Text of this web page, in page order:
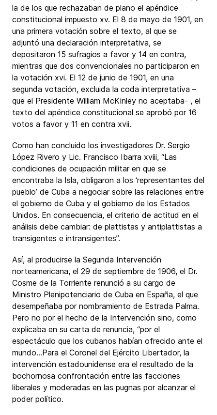
la de los que rechazaban de plano el apéndice
constitucional impuesto xv. El 8 de mayo de 1901, en
una primera votación sobre el texto, al que se
adjuntó una declaración interpretativa, se
depositaron 15 sufragios a favor y 14 en contra,
mientras que dos convencionales no participaron en
la votación xvi. El 12 de junio de 1901, en una
segunda votación, excluida la coda interpretativa –
que el Presidente William McKinley no aceptaba- , el
texto del apéndice constitucional se aprobó por 16
votos a favor y 11 en contra xvii.
Como han concluido los investigadores Dr. Sergio
López Rivero y Lic. Francisco Ibarra xviii, “Las
condiciones de ocupación militar en que se
encontraba la Isla, obligaron a los ‘representantes del
pueblo’ de Cuba a negociar sobre las relaciones entre
el gobierno de Cuba y el gobierno de los Estados
Unidos. En consecuencia, el criterio de actitud en el
análisis debe cambiar: de plattistas y antiplattistas a
transigentes e intransigentes”.
Así, al producirse la Segunda Intervención
norteamericana, el 29 de septiembre de 1906, el Dr.
Cosme de la Torriente renunció a su cargo de
Ministro Plenipotenciario de Cuba en España, el que
desempeñaba por nombramiento de Estrada Palma.
Pero no por el hecho de la Intervención sino, como
explicaba en su carta de renuncia, “por el
espectáculo que los cubanos habían ofrecido ante el
mundo…Para el Coronel del Ejército Libertador, la
intervención estadounidense era el resultado de la
bochornosa confrontación entre las facciones
liberales y moderadas en las pugnas por alcanzar el
poder político.